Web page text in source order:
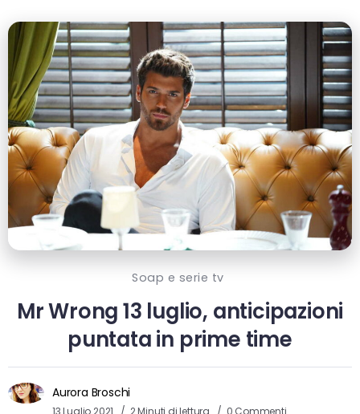
Soap e serie tv
Mr Wrong 13 luglio, anticipazioni
puntata in prime time
Aurora Broschi